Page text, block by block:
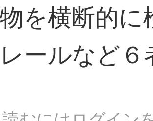
を横断的
ールなど